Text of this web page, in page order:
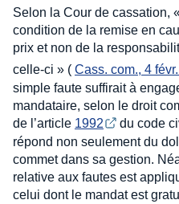
Selon la Cour de cassation,
condition de la remise en
prix et non de la
celle-ci » ( Cass. com., 4
simple faute suffirait à
mandataire, selon le droit
de l’article 1992
du code
répond non seulement du
commet dans sa gestion.
relative aux fautes est
celui dont le mandat est